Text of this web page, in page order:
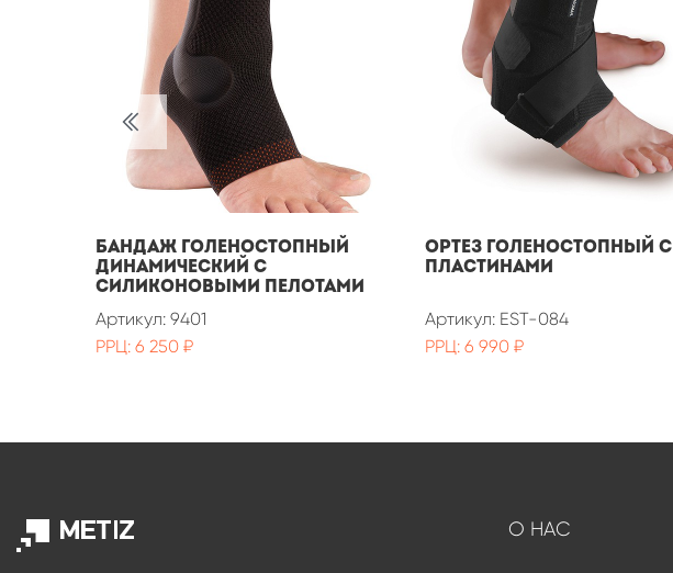
Бандаж голеностопный
динамический с
силиконовыми пелотами
Артикул: 9401
РРЦ: 6 250 ₽
Ортез голеностопный с
пластинами
Артикул: EST-084
РРЦ: 6 990 ₽
О НАС